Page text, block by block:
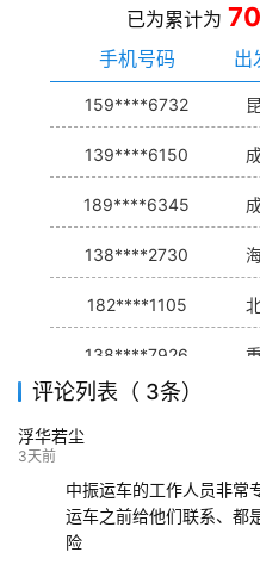
已为累计为
手机号码
出
159****6732
139****6150
189****6345
138****2730
182****1105
138****7926
139****9233
评论列表（ 3条）
浮华若尘
3天前
中振运车的工作人员非常
运车之前给他们联系、都
险